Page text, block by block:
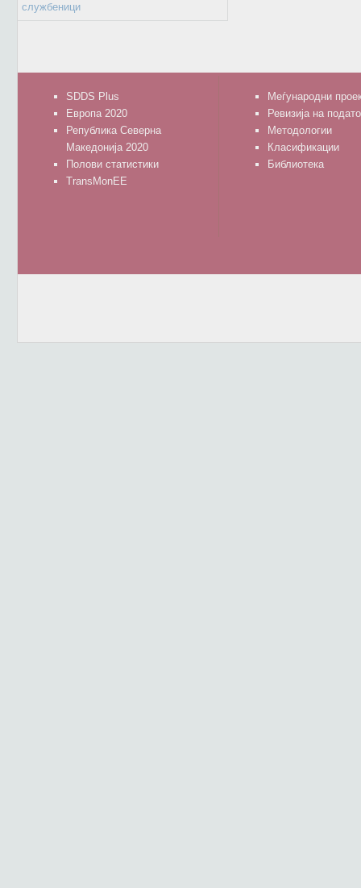
службеници
SDDS Plus
Европа 2020
Република Северна
Македонија 2020
Полови статистики
TransMonEE
Меѓународни
Ревизија на
Методологии
Класификации
Библиотека